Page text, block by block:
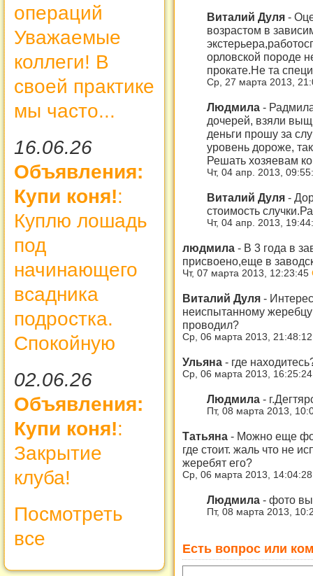
операций
Уважаемые
коллеги! В
своей практике
мы часто...
16.06.26
Объявления:
Купи коня!:
Куплю лошадь
под
начинающего
всадника
подростка.
Спокойную
02.06.26
Объявления:
Купи коня!:
Закрытие
клуба!
Посмотреть
все
Виталий Дуля -
возрастом в
орловской породе
прокате.Не та
Ср, 27 марта 2013,
Людмила -
дочерей, взяли
деньги прошу за
уровень дороже,
Решать хозяевам
Чт, 04 апр. 2013,
Виталий Дуля -
стоимость
Чт, 04 апр. 2013,
людмила - В 3 года в
присвоено,еще в
Чт, 07 марта 2013, 12:23:45
Виталий Дуля -
неиспытанному жеребцу
проводил?
Ср, 06 марта 2013,
Ульяна - где
Ср, 06 марта 2013,
Людмила -
Пт, 08 марта 2013,
Татьяна - Можно еще
где стоит. жаль что не
жеребят его?
Ср, 06 марта 2013,
Людмила - фото
Пт, 08 марта 2013,
Есть вопрос или